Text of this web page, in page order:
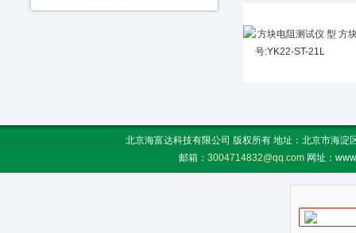
方
北京海富达科技有限公司 版权所有 地址：北京市海
邮箱： 3004714832@qq.com 网址：